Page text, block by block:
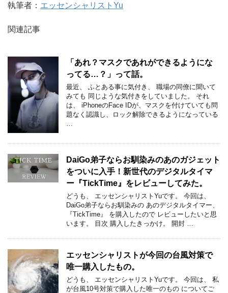
執筆者： エッセンシャリストYu
関連記事
「あれ？マスクであれができるようにな
ってる…？」って話。
最近、 ふとある事に気付き、 職場の同僚に聞いて
みても 同じような気付きをしていました。 それ
は、 iPhoneのFace IDが、マスクを付けていても問
題なく認識し、ロック解除できるようになっている
DaiGo弟子ならお馴染みのあのガジェット
をついに入手！新世代のデジタルタイマ
ー『TickTime』をレビューしてみた。
どうも、 エッセンシャリストYuです。 今回は、
DaiGo弟子ならお馴染みの あのデジタルタイマー、
『TickTime』 を購入したので レビューしたいと思
います。 目次 購入したきっかけ。 開封 …
エッセンシャリストが今回の台風対策で
唯一購入したもの。
どうも、 エッセンシャリストYuです。 今回は、 私
が台風10号対策で購入した唯一のもの についてご